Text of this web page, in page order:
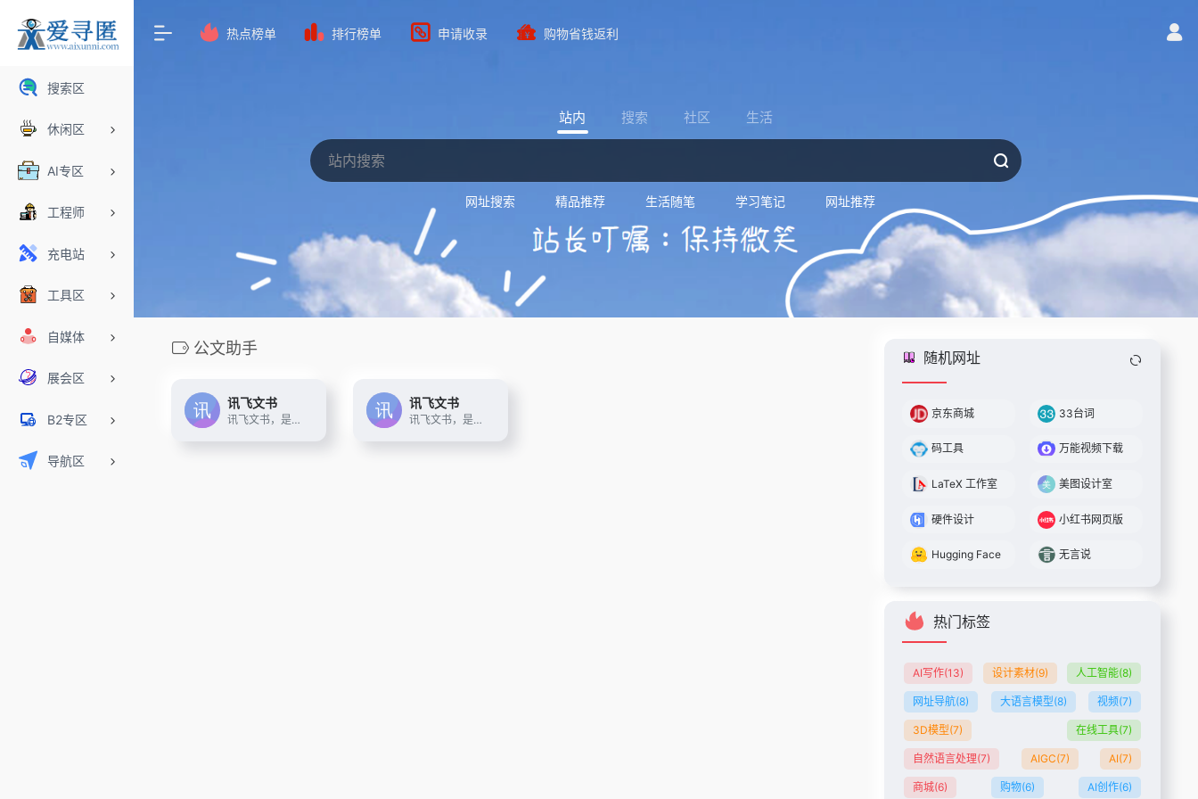
搜索区
休闲区
AI专区
工程师
充电站
工具区
自媒体
展会区
B2专区
导航区
热点榜单 排行榜单 申请收录 购物省钱返利
站内 搜索 社区 生活
网址搜索 精品推荐 生活随笔 学习笔记 网址推荐
公文助手
讯飞文书
讯飞文书，是基于讯飞星火大模型进行文书数据定制训练，面向文书写作群体推出的一款AI材料写作平台。 提供素材筹备、稿件撰写、审稿核稿全流程的功能辅助，为材料撰稿人进行写作提效；持续探索事务性工作场景下的高频诉求， 推出录音智记、以稿写稿等功能，致力于让相关人群大幅节约精力，工作更高效，生活更美好
讯飞文书
讯飞文书，是基于讯飞星火大模型进行文书数据定制训练，面向文书写作群体推出的一款AI材料写作平台。 提供素材筹备、稿件撰写、审稿核稿全流程的功能辅助，为材料撰稿人进行写作提效；持续探索事务性工作场景下的高频诉求， 推出录音智记、以稿写稿等功能，致力于让相关人群大幅节约精力，工作更高效，生活更美好
随机网址
京东商城 33台词
码工具 万能视频下载
LaTeX 工作室 美图设计室
硬件设计 小红书网页版
Hugging Face 无言说
热门标签
AI写作(13) 设计素材(9) 人工智能(8)
网址导航(8) 大语言模型(8) 视频(7)
3D模型(7) 在线工具(7)
自然语言处理(7) AIGC(7) AI(7)
商城(6) 购物(6) AI创作(6)